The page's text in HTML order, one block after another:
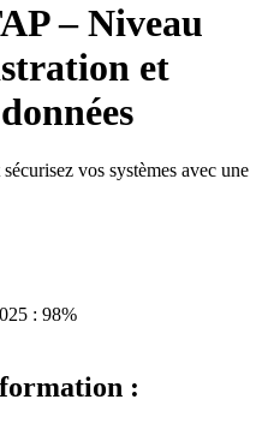
– Niveau
et
vos systèmes avec une
: 98%
: